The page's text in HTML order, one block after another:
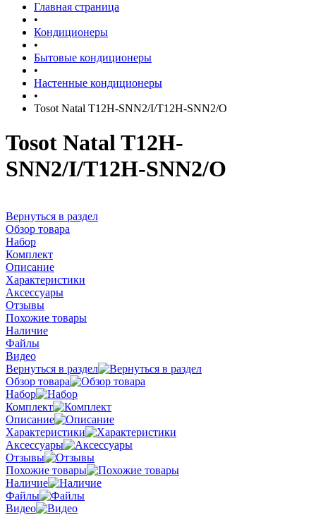
Главная страница
•
Кондиционеры
•
Бытовые кондиционеры
•
Настенные кондиционеры
•
Tosot Natal T12H-SNN2/I/T12H-SNN2/O
Tosot Natal T12H-
SNN2/I/T12H-SNN2/O
Вернуться в раздел
Обзор товара
Набор
Комплект
Описание
Характеристики
Аксессуары
Отзывы
Похожие товары
Наличие
Файлы
Видео
Вернуться в раздел
Обзор товара
Набор
Комплект
Описание
Характеристики
Аксессуары
Отзывы
Похожие товары
Наличие
Файлы
Видео